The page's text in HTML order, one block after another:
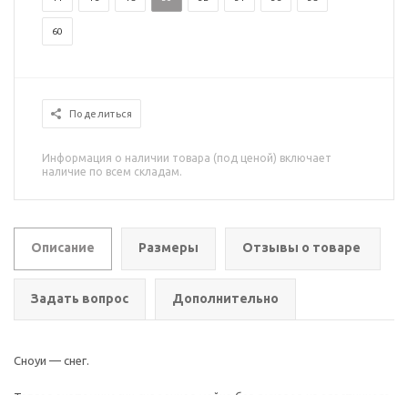
60
Поделиться
Информация о наличии товара (под ценой) включает
наличие по всем складам.
Описание Размеры Отзывы о товаре
Задать вопрос Дополнительно
Сноуи — снег.